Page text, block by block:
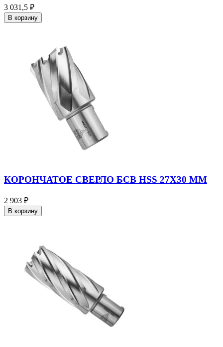
3 031,5 ₽
В корзину
КОРОНЧАТОЕ СВЕРЛО БСВ HSS 27X30 ММ
2 903 ₽
В корзину